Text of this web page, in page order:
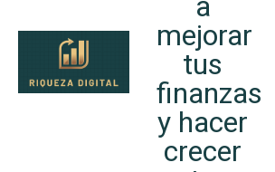
mejorar
tus
finanzas
y hacer
crecer